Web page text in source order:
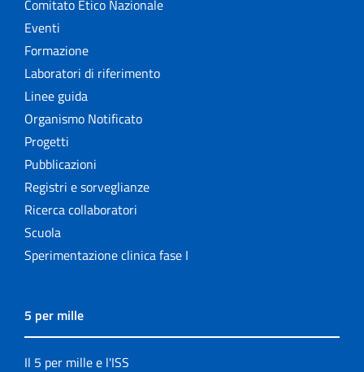
Comitato Etico Nazionale
Eventi
Formazione
Laboratori di riferimento
Linee guida
Organismo Notificato
Progetti
Pubblicazioni
Registri e sorveglianze
Ricerca collaboratori
Scuola
Sperimentazione clinica fase I
5 per mille
Il 5 per mille e l'ISS